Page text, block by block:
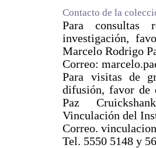
Contacto de la
Para consultas
investigación,
Marcelo Rodrigo
Correo:
Para visitas de
difusión, favor
Paz
Vinculación del
Correo.
Tel. 5550 5148 y